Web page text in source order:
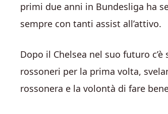
primi due anni in Bundesliga ha
sempre con tanti assist all’attivo.
Dopo il Chelsea nel suo futuro
rossoneri per la prima volta,
rossonera e la volontà di fare